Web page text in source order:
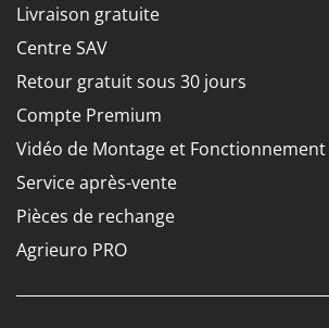
Livraison gratuite
Centre SAV
Retour gratuit sous 30 jours
Compte Premium
Vidéo de Montage et Fonctionnement
Service après-vente
Pièces de rechange
Agrieuro PRO